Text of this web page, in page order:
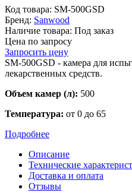
Код товара: SM-500GSD
Бренд: Sanwood
Наличие товара: Под заказ
Цена по запросу
Запросить цену
SM-500GSD - камера для
лекарственных средств.
Объем камер (л): 500
Температура: от 0 до 65
Подробнее
Описание
Технические
Доставка и оплата
Отзывы